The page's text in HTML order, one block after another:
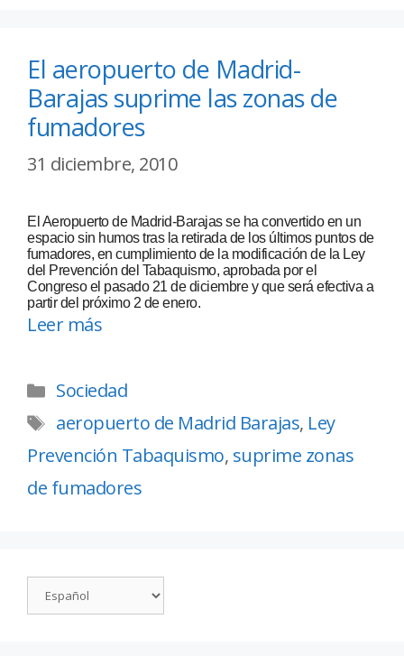
El aeropuerto de Madrid-
Barajas suprime las zonas de
fumadores
31 diciembre, 2010
El Aeropuerto de Madrid-Barajas se ha convertido en un
espacio sin humos tras la retirada de los últimos puntos de
fumadores, en cumplimiento de la modificación de la Ley
del Prevención del Tabaquismo, aprobada por el
Congreso el pasado 21 de diciembre y que será efectiva a
partir del próximo 2 de enero.
Leer más
Sociedad
aeropuerto de Madrid Barajas, Ley
Prevención Tabaquismo, suprime zonas
de fumadores